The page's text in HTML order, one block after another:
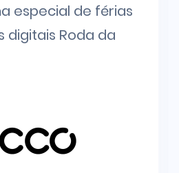
especial de férias
digitais Roda da